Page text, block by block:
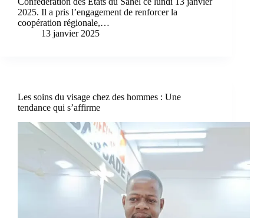
2025. Il a pris l’engagement de renforcer la
coopération régionale,…
13 janvier 2025
Les soins du visage chez des hommes : Une
tendance qui s’affirme